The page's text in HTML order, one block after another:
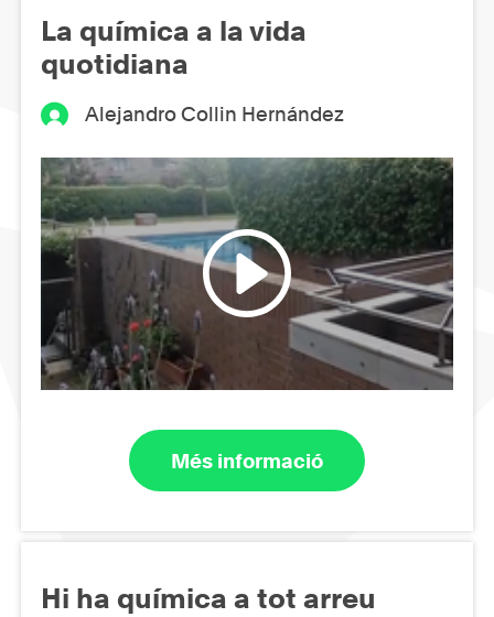
La química a la vida
quotidiana
Alejandro Collin Hernández
Més informació
Hi ha química a tot arreu